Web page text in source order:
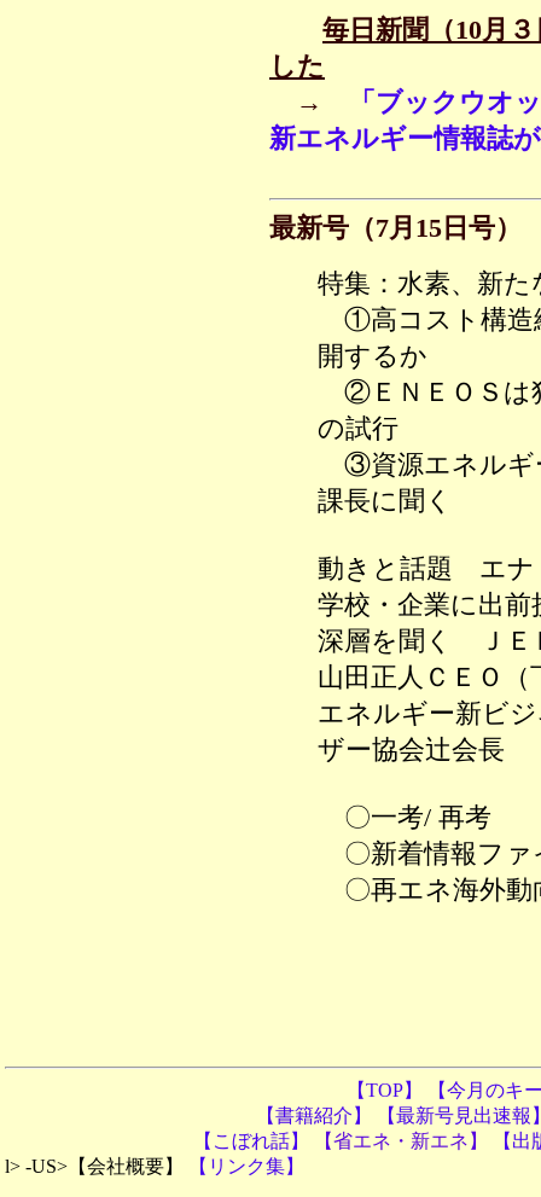
毎日新聞（10月
した
→
「ブックウ
新エネルギー情報誌
最新号（7月15日号
特集：水素、新
①高コスト構造
開するか
②ＥＮＥＯＳは
の試行
③資源エネルギ
課長に聞く
動きと話題 エナ
学校・企業に出前
深層を聞く ＪＥ
山田正人ＣＥＯ（
エネルギー新ビ
ザー協会辻会長
〇一考/ 再考
〇新着情報ファ
〇再エネ海外動
【TOP】
【今月のキ
【書籍紹介】
【最新号見出速報
【こぼれ話】
【省エネ・新エネ】
【
l> -US>【会社概要】
【リンク集】